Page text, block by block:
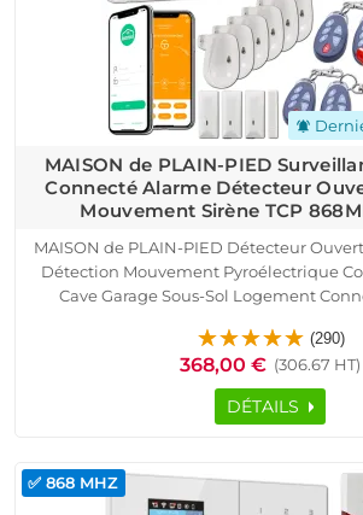
notifications_active
MAISON de PLAIN-PIED
Connecté Alarme Détecteur
Mouvement Sirène TCP
MAISON de PLAIN-PIED Détecteur
Détection Mouvement Pyroélectrique
Cave Garage Sous-Sol Logement
SmartPhone Ethernet TCP IP(290)
368,00 € (306.67 HT)
DÉTAILS
✅ 868 MHZ